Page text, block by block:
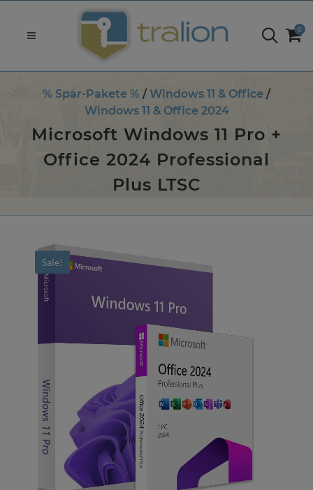
0
% Spar-Pakete % / Windows 11 & Office /
Windows 11 & Office 2024
Microsoft Windows 11 Pro +
Office 2024 Professional
Plus LTSC
Sale!